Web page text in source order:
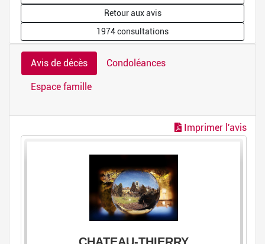
Retour aux avis
1974 consultations
Avis de décès Condoléances
Espace famille
Imprimer l'avis